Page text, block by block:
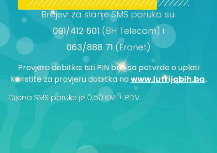
Brojevi za slanje SMS poruka su:
091/412 601 (BH Telecom) i
063/888 71 (Eronet)
Provjera dobitka: Isti PIN broj sa potvrde o uplati
koristite za provjeru dobitka nawww.lutrijabih.ba.
Cijena SMS poruke je 0,50 KM + PDV.